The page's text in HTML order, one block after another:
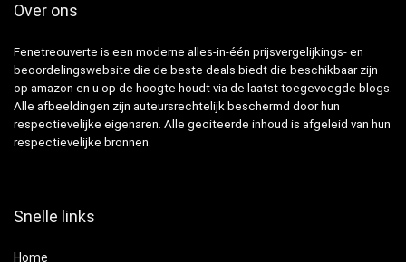
Over ons
Fenetreouverte is een moderne alles-in-één prijsvergelijkings- en
beoordelingswebsite die de beste deals biedt die beschikbaar zijn
op amazon en u op de hoogte houdt via de laatst toegevoegde blogs.
Alle afbeeldingen zijn auteursrechtelijk beschermd door hun
respectievelijke eigenaren. Alle geciteerde inhoud is afgeleid van hun
respectievelijke bronnen.
Snelle links
Home